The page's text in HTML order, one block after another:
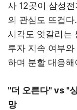
사 12곳이 삼성
의 관심도 뜨겁
시각도 엇갈리는
투자 지속 여부
하며 분할 대응
"더 오른다" vs "
망